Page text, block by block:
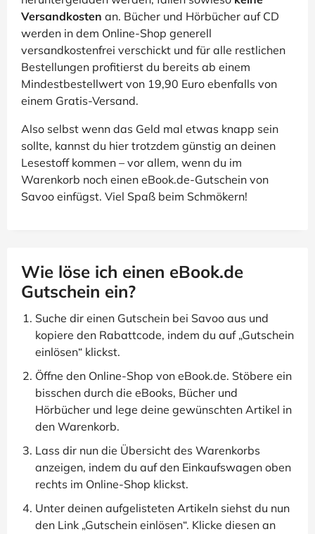
Versandkosten an. Bücher und Hörbücher auf CD
werden in dem Online-Shop generell
versandkostenfrei verschickt und für alle restlichen
Bestellungen profitierst du bereits ab einem
Mindestbestellwert von 19,90 Euro ebenfalls von
einem Gratis-Versand.
Also selbst wenn das Geld mal etwas knapp sein
sollte, kannst du hier trotzdem günstig an deinen
Lesestoff kommen – vor allem, wenn du im
Warenkorb noch einen eBook.de-Gutschein von
Savoo einfügst. Viel Spaß beim Schmökern!
Wie löse ich einen eBook.de
Gutschein ein?
Suche dir einen Gutschein bei Savoo aus und
kopiere den Rabattcode, indem du auf „Gutschein
einlösen“ klickst.
Öffne den Online-Shop von eBook.de. Stöbere ein
bisschen durch die eBooks, Bücher und
Hörbücher und lege deine gewünschten Artikel in
den Warenkorb.
Lass dir nun die Übersicht des Warenkorbs
anzeigen, indem du auf den Einkaufswagen oben
rechts im Online-Shop klickst.
Unter deinen aufgelisteten Artikeln siehst du nun
den Link „Gutschein einlösen“. Klicke diesen an